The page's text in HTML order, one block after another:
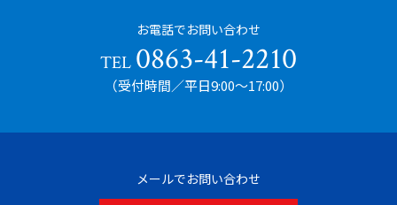
お電話でお問い合わせ
TEL 0863-41-2210
（受付時間／平日9:00〜17:00）
メールでお問い合わせ